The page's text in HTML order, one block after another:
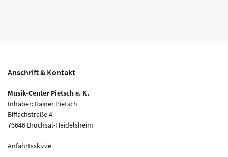
Anschrift & Kontakt
Musik-Center Pietsch e. K.
Inhaber: Rainer Pietsch
Biffachstraße 4
76646 Bruchsal-Heidelsheim
Anfahrtsskizze